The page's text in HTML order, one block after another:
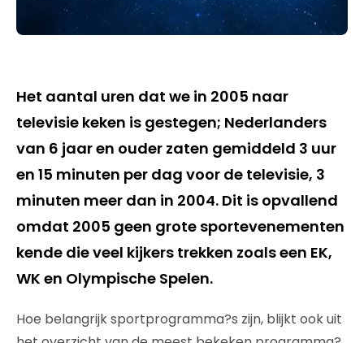
Het aantal uren dat we in 2005 naar
televisie keken is gestegen; Nederlanders
van 6 jaar en ouder zaten gemiddeld 3 uur
en 15 minuten per dag voor de televisie, 3
minuten meer dan in 2004. Dit is opvallend
omdat 2005 geen grote sportevenementen
kende die veel kijkers trekken zoals een EK,
WK en Olympische Spelen.
Hoe belangrijk sportprogramma?s zijn, blijkt ook uit